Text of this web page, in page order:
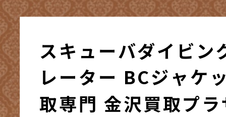
スキューバダイビン
レーター BCジャケ
取専門 金沢買取プ